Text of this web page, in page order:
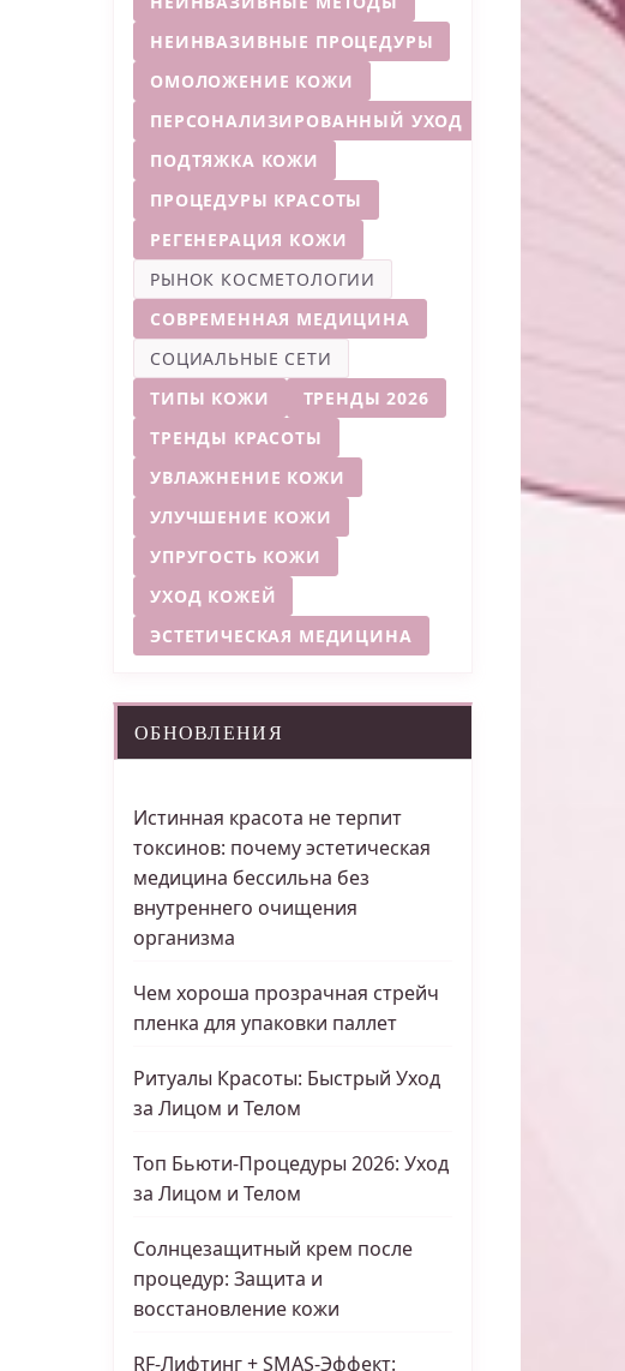
НЕИНВАЗИВНЫЕ ПРОЦЕДУРЫ
ОМОЛОЖЕНИЕ КОЖИ
ПЕРСОНАЛИЗИРОВАННЫЙ УХОД
ПОДТЯЖКА КОЖИ
ПРОЦЕДУРЫ КРАСОТЫ
РЕГЕНЕРАЦИЯ КОЖИ
РЫНОК КОСМЕТОЛОГИИ
СОВРЕМЕННАЯ МЕДИЦИНА
СОЦИАЛЬНЫЕ СЕТИ
ТИПЫ КОЖИ
ТРЕНДЫ 2026
ТРЕНДЫ КРАСОТЫ
УВЛАЖНЕНИЕ КОЖИ
УЛУЧШЕНИЕ КОЖИ
УПРУГОСТЬ КОЖИ
УХОД КОЖЕЙ
ЭСТЕТИЧЕСКАЯ МЕДИЦИНА
ОБНОВЛЕНИЯ
Истинная красота не терпит
токсинов: почему эстетическая
медицина бессильна без
внутреннего очищения
организма
Чем хороша прозрачная стрейч
пленка для упаковки паллет
Ритуалы Красоты: Быстрый Уход
за Лицом и Телом
Топ Бьюти-Процедуры 2026: Уход
за Лицом и Телом
Солнцезащитный крем после
процедур: Защита и
восстановление кожи
RF-Лифтинг + SMAS-Эффект: